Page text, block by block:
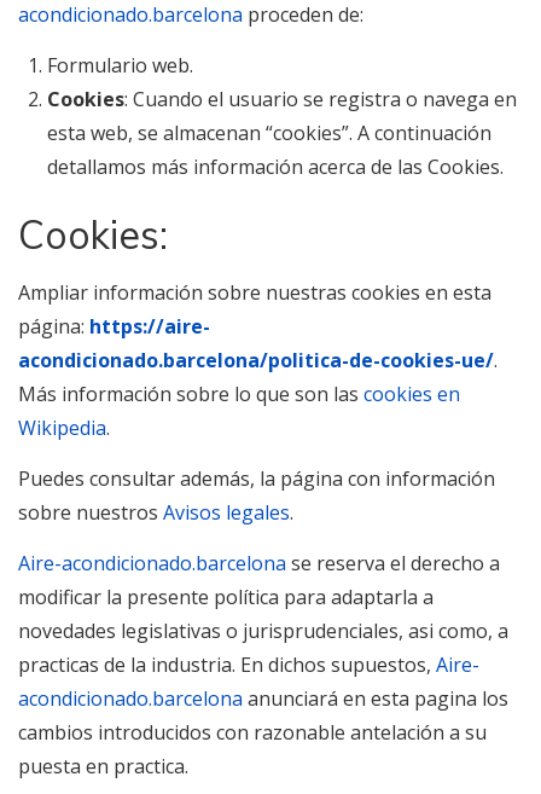
acondicionado.barcelona proceden de:
Formulario web.
Cookies: Cuando el usuario se registra o navega en
esta web, se almacenan “cookies”. A continuación
detallamos más información acerca de las Cookies.
Cookies:
Ampliar información sobre nuestras cookies en esta
página: https://aire-
acondicionado.barcelona/politica-de-cookies-ue/.
Más información sobre lo que son las cookies en
Wikipedia.
Puedes consultar además, la página con información
sobre nuestros Avisos legales.
Aire-acondicionado.barcelona se reserva el derecho a
modificar la presente política para adaptarla a
novedades legislativas o jurisprudenciales, asi como, a
practicas de la industria. En dichos supuestos, Aire-
acondicionado.barcelona anunciará en esta pagina los
cambios introducidos con razonable antelación a su
puesta en practica.